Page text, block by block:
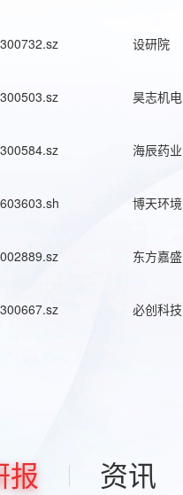
300732.sz 设研院
300503.sz 昊志机电
300584.sz 海辰药业
603603.sh 博天环境
002889.sz 东方嘉盛
300667.sz 必创科技
报 资讯